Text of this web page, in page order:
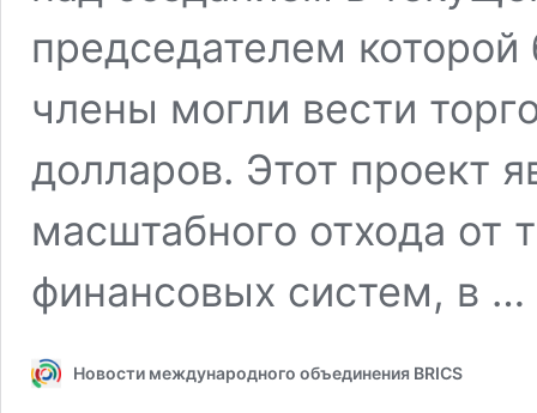
председателем
члены могли вести
долларов. Этот проект
масштабного отхода от
финансовых систем, в …
Новости международного объединения BRICS